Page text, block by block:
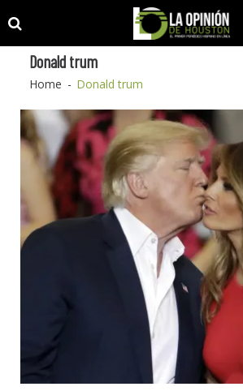
to
navigation
to
content
Donald trum
Home Donald trum